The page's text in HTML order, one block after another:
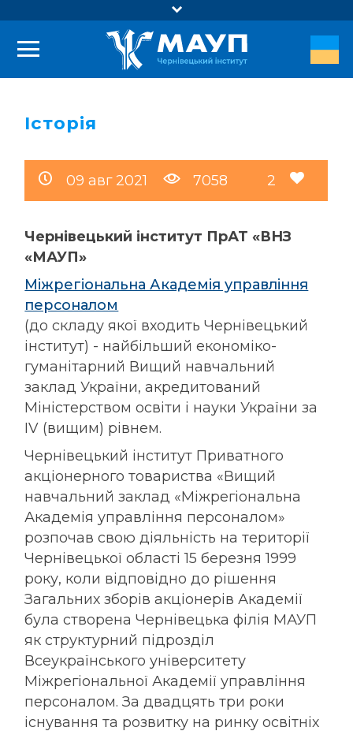
Адреса:
58005, м. Чернівці, вул. Головна, 183 (АТ "Укрексім
банк")
chvmaup@ukr.net
Історія
09 авг 2021 7058 2
Чернівецький інститут ПрАТ «ВНЗ
«МАУП»
Міжрегіональна Академія управління
персоналом
(до складу якої входить Чернівецький
інститут) - найбільший економіко-
гуманітарний Вищий навчальний
заклад України, акредитований
Міністерством освіти і науки України за
IV (вищим) рівнем.
Чернівецький інститут Приватного
акціонерного товариства «Вищий
навчальний заклад «Міжрегіональна
Академія управління персоналом»
розпочав свою діяльність на території
Чернівецької області 15 березня 1999
року, коли відповідно до рішення
Загальних зборів акціонерів Академії
була створена Чернівецька філія МАУП
як структурний підрозділ
Всеукраїнського університету
Міжрегіональної Академії управління
персоналом. За двадцять три роки
існування та розвитку на ринку освітніх